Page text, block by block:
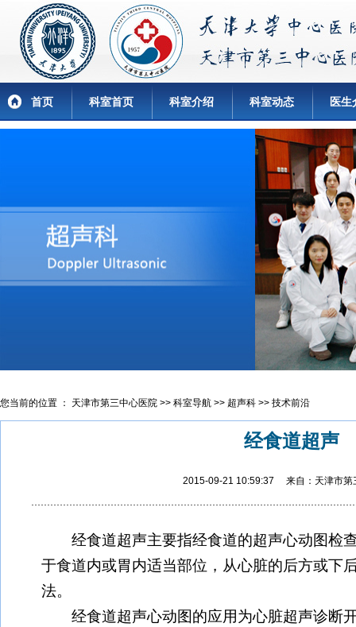
首页 科室首页 科室介绍 科室动态 医生
您当前的位置 ： 天津市第三中心医院 >> 科室导航 >> 超声科 >> 技术前沿
经食道超声
2015-09-21 10:59:37 来自：天津市第
经食道超声主要指经食道的超声心动图检
于食道内或胃内适当部位，从心脏的后方或下
法。
经食道超声心动图的应用为心脏超声诊断